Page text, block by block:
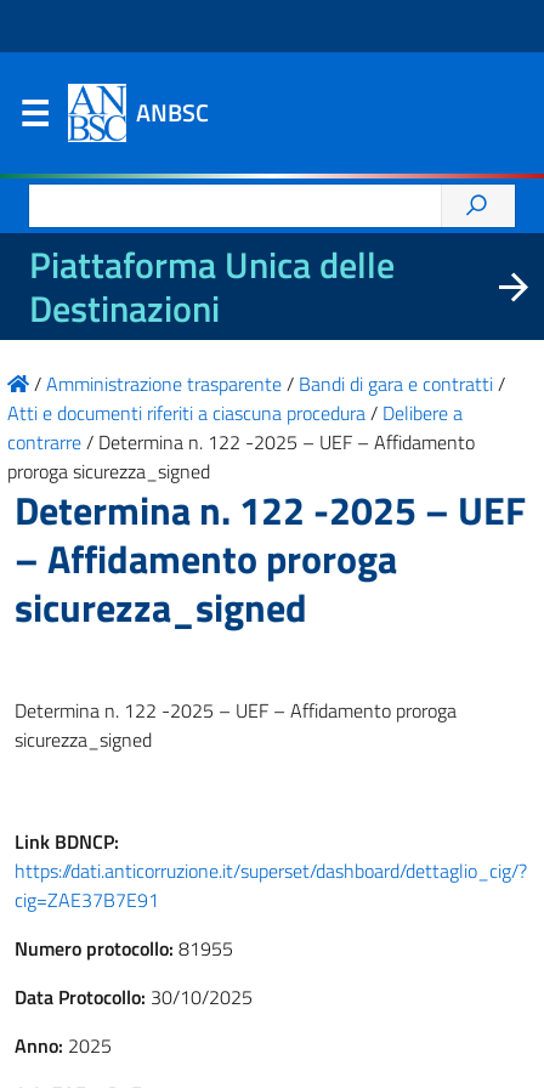
ANBSC
per:
Piattaforma Unica delle
Destinazioni
/Amministrazione trasparente/ Bandi di gara e contratti/
Atti e documenti riferiti a ciascuna procedura/ Delibere a
contrarre/ Determina n. 122 -2025 – UEF – Affidamento
proroga sicurezza_signed
Determina n. 122 -2025 – UEF
– Affidamento proroga
sicurezza_signed
Determina n. 122 -2025 – UEF – Affidamento proroga
sicurezza_signed
Link BDNCP:
https://dati.anticorruzione.it/superset/dashboard/dettaglio_cig/?
cig=ZAE37B7E91
Numero protocollo: 81955
Data Protocollo: 30/10/2025
Anno: 2025